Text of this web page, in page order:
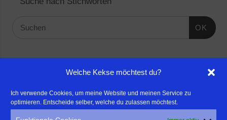
Welche Kekse möchtest du?
Ich verwende Cookies, um meine Website und meinen Service zu
optimieren. Entscheide selber, welche du zulassen möchtest.
OK
- Für professionelle Fotografen, die ihre Stärken mehr in den
Fokus rücken wollen, empfehle ich eine Beratung durch Frau
Dr. Martina Mettner